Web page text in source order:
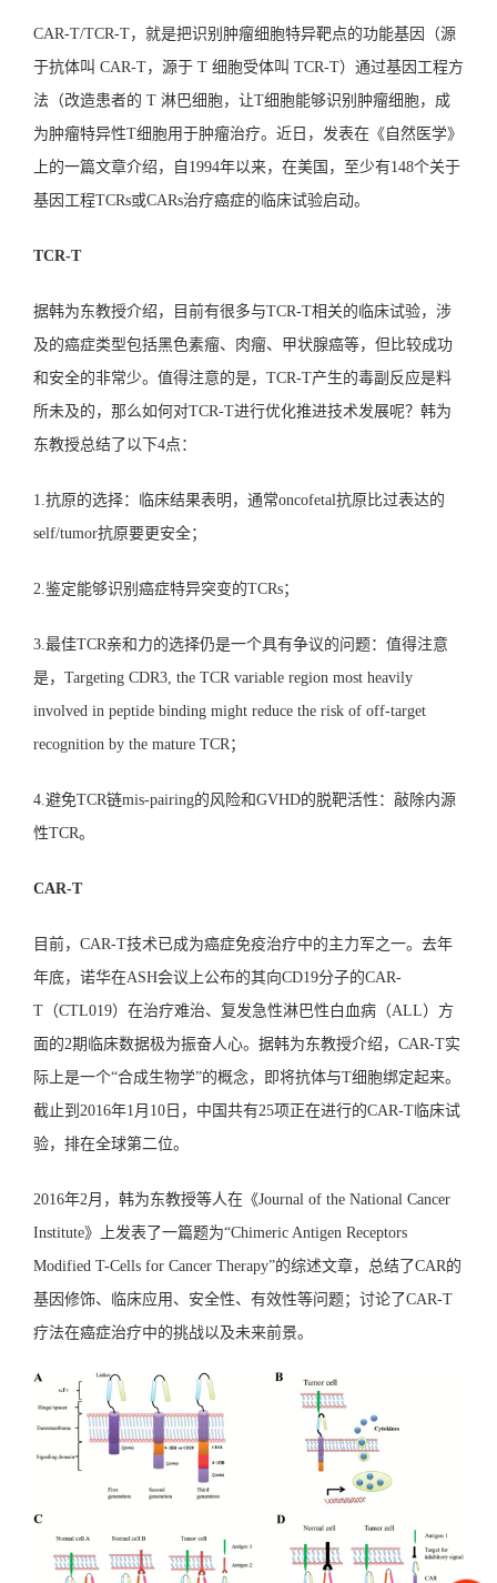
CAR-T/TCR-T，就是把识别肿瘤细胞特异靶点的功能基因（源
于抗体叫 CAR-T，源于 T 细胞受体叫 TCR-T）通过基因工程方
法（改造患者的 T 淋巴细胞，让T细胞能够识别肿瘤细胞，成
为肿瘤特异性T细胞用于肿瘤治疗。近日，发表在《自然医学》
上的一篇文章介绍，自1994年以来，在美国，至少有148个关于
基因工程TCRs或CARs治疗癌症的临床试验启动。
TCR-T
据韩为东教授介绍，目前有很多与TCR-T相关的临床试验，涉
及的癌症类型包括黑色素瘤、肉瘤、甲状腺癌等，但比较成功
和安全的非常少。值得注意的是，TCR-T产生的毒副反应是料
所未及的，那么如何对TCR-T进行优化推进技术发展呢？韩为
东教授总结了以下4点：
1.抗原的选择：临床结果表明，通常oncofetal抗原比过表达的
self/tumor抗原要更安全；
2.鉴定能够识别癌症特异突变的TCRs；
3.最佳TCR亲和力的选择仍是一个具有争议的问题：值得注意
是，Targeting CDR3, the TCR variable region most heavily
involved in peptide binding might reduce the risk of off-target
recognition by the mature TCR；
4.避免TCR链mis-pairing的风险和GVHD的脱靶活性：敲除内源
性TCR。
CAR-T
目前，CAR-T技术已成为癌症免疫治疗中的主力军之一。去年
年底，诺华在ASH会议上公布的其向CD19分子的CAR-
T（CTL019）在治疗难治、复发急性淋巴性白血病（ALL）方
面的2期临床数据极为振奋人心。据韩为东教授介绍，CAR-T实
际上是一个“合成生物学”的概念，即将抗体与T细胞绑定起来。
截止到2016年1月10日，中国共有25项正在进行的CAR-T临床试
验，排在全球第二位。
2016年2月，韩为东教授等人在《Journal of the National Cancer
Institute》上发表了一篇题为“Chimeric Antigen Receptors
Modified T-Cells for Cancer Therapy”的综述文章，总结了CAR的
基因修饰、临床应用、安全性、有效性等问题；讨论了CAR-T
疗法在癌症治疗中的挑战以及未来前景。